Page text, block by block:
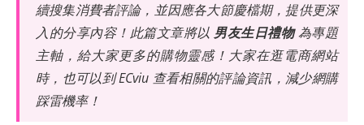
續搜集消費者評論，並因應各大節慶檔期，提供更深
入的分享內容！此篇文章將以 男友生日禮物為專題
主軸，給大家更多的購物靈感！大家在逛電商網站
時，也可以到 ECviu 查看相關的評論資訊，減少網購
踩雷機率！